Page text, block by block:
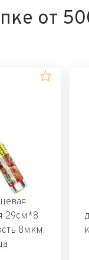
от
29см*8
8мкм,